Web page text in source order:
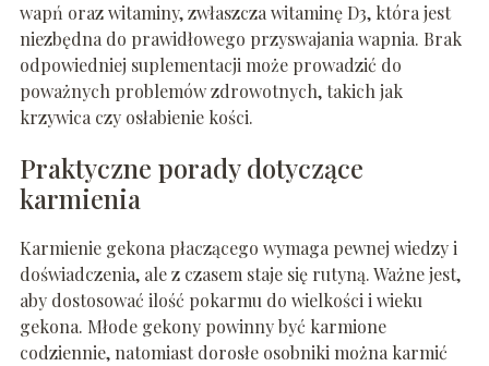
wapń oraz witaminy, zwłaszcza witaminę D3, która jest
niezbędna do prawidłowego przyswajania wapnia. Brak
odpowiedniej suplementacji może prowadzić do
poważnych problemów zdrowotnych, takich jak
krzywica czy osłabienie kości.
Praktyczne porady dotyczące
karmienia
Karmienie gekona płaczącego wymaga pewnej wiedzy i
doświadczenia, ale z czasem staje się rutyną. Ważne jest,
aby dostosować ilość pokarmu do wielkości i wieku
gekona. Młode gekony powinny być karmione
codziennie, natomiast dorosłe osobniki można karmić